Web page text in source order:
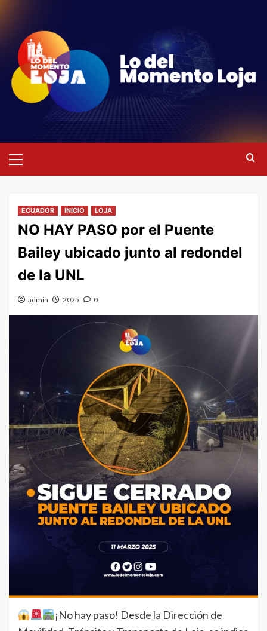
contenido
primario
ECUADOR INICIO LOJA
NO HAY PASO por el Puente
Bailey ubicado junto al redondel
de la UNL
admin 2025 0
¡No hay paso! Desde la Dirección de